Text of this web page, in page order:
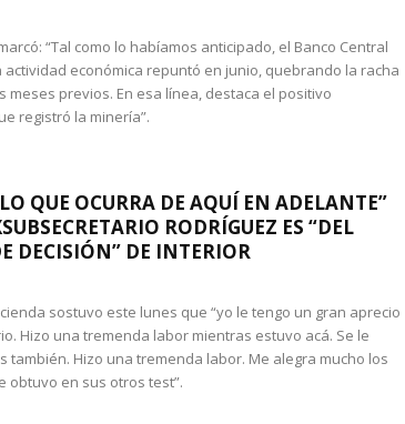
“Tal como lo habíamos anticipado, el Banco Central
actividad económica repuntó en junio, quebrando la racha
meses previos. En esa línea, destaca el positivo
registró la minería”.
QUE OCURRA DE AQUÍ EN ADELANTE”
RODRÍGUEZ ES “DEL
DECISIÓN” DE INTERIOR
sostuvo este lunes que “yo le tengo un gran aprecio
Hizo una tremenda labor mientras estuvo acá. Se le
también. Hizo una tremenda labor. Me alegra mucho los
obtuvo en sus otros test”.